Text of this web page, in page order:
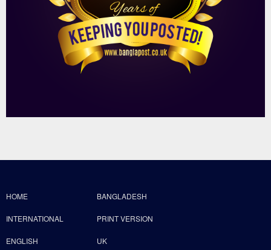
HOME BANGLADESH
INTERNATIONAL PRINT VERSION
ENGLISH UK